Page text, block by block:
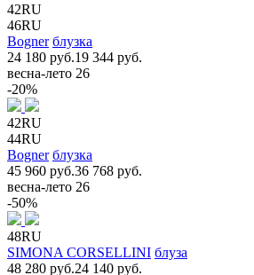
42RU
46RU
Bogner блузка
24 180 руб.19 344 руб.
весна-лето 26
-20%
42RU
44RU
Bogner блузка
45 960 руб.36 768 руб.
весна-лето 26
-50%
48RU
SIMONA CORSELLINI блуза
48 280 руб.24 140 руб.